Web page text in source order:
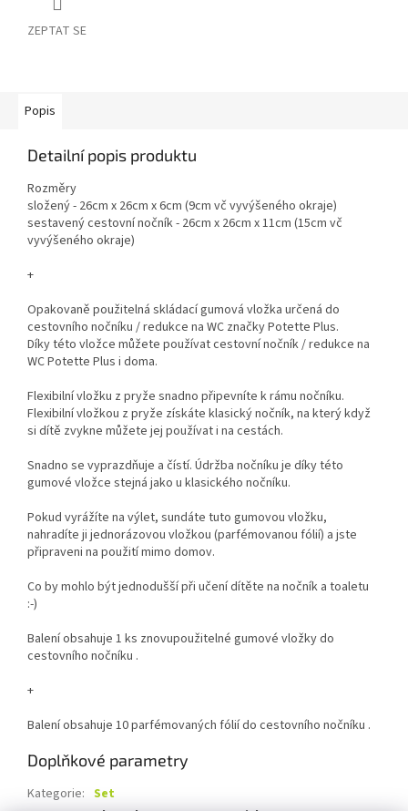
ZEPTAT SE
Popis
Detailní popis produktu
Rozměry
složený - 26cm x 26cm x 6cm (9cm vč vyvýšeného okraje)
sestavený cestovní nočník - 26cm x 26cm x 11cm (15cm vč
vyvýšeného okraje)
+
Opakovaně použitelná skládací gumová vložka určená do
cestovního nočníku / redukce na WC značky Potette Plus.
Díky této vložce můžete používat cestovní nočník / redukce na
WC Potette Plus i doma.
Flexibilní vložku z pryže snadno připevníte k rámu nočníku.
Flexibilní vložkou z pryže získáte klasický nočník, na který když
si dítě zvykne můžete jej používat i na cestách.
Snadno se vyprazdňuje a čístí. Údržba nočníku je díky této
gumové vložce stejná jako u klasického nočníku.
Pokud vyrážíte na výlet, sundáte tuto gumovou vložku,
nahradíte ji jednorázovou vložkou (parfémovanou fólií) a jste
připraveni na použití mimo domov.
Co by mohlo být jednodušší při učení dítěte na nočník a toaletu
:-)
Balení obsahuje 1 ks znovupoužitelné gumové vložky do
cestovního nočníku .
+
Balení obsahuje 10 parfémovaných fólií do cestovního nočníku .
Doplňkové parametry
Kategorie: Set